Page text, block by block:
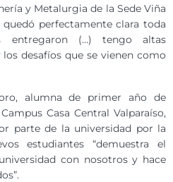
y Metalurgia de la Sede Viña
perfectamente clara toda
entregaron (…) tengo altas
desafíos que se vienen como
alumna de primer año de
Casa Central Valparaíso,
parte de la universidad por la
estudiantes “demuestra el
con nosotros y hace